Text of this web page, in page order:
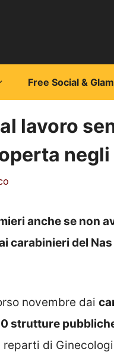
Free Social &
lavoro
negli
anche se non
carabinieri del
novembre dai
strutture
reparti di